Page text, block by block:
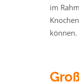
im
können.